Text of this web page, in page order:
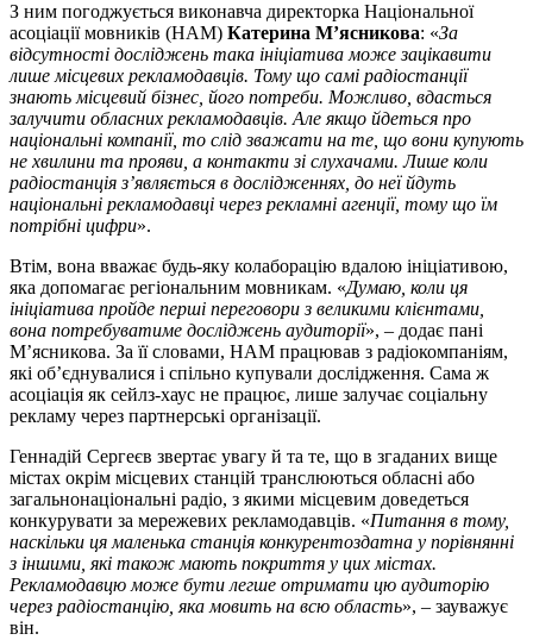
З ним погоджується виконавча директорка Національної
асоціації мовників (НАМ) Катерина М’ясникова: «За
відсутності досліджень така ініціатива може зацікавити
лише місцевих рекламодавців. Тому що самі радіостанції
знають місцевий бізнес, його потреби. Можливо, вдасться
залучити обласних рекламодавців. Але якщо йдеться про
національні компанії, то слід зважати на те, що вони купують
не хвилини та прояви, а контакти зі слухачами. Лише коли
радіостанція з’являється в дослідженнях, до неї йдуть
національні рекламодавці через рекламні агенції, тому що їм
потрібні цифри».
Втім, вона вважає будь-яку колаборацію вдалою ініціативою,
яка допомагає регіональним мовникам. «Думаю, коли ця
ініціатива пройде перші переговори з великими клієнтами,
вона потребуватиме досліджень аудиторії», – додає пані
М’ясникова. За її словами, НАМ працював з радіокомпаніям,
які об’єднувалися і спільно купували дослідження. Сама ж
асоціація як сейлз-хаус не працює, лише залучає соціальну
рекламу через партнерські організації.
Геннадій Сергеєв звертає увагу й та те, що в згаданих вище
містах окрім місцевих станцій транслюються обласні або
загальнонаціональні радіо, з якими місцевим доведеться
конкурувати за мережевих рекламодавців. «Питання в тому,
наскільки ця маленька станція конкурентоздатна у порівнянні
з іншими, які також мають покриття у цих містах.
Рекламодавцю може бути легше отримати цю аудиторію
через радіостанцію, яка мовить на всю область», – зауважує
він.